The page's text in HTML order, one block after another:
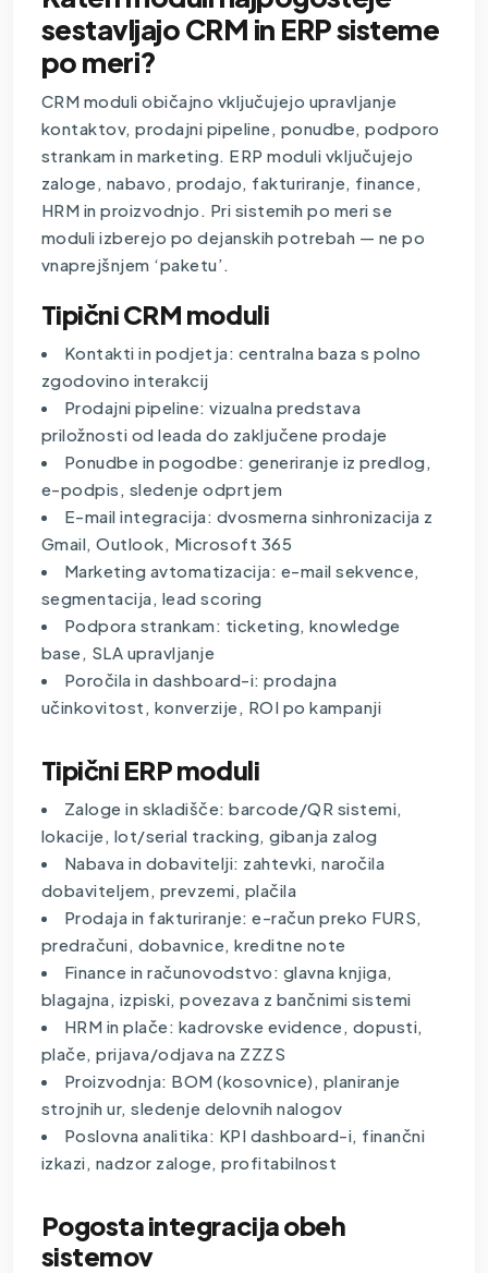
sestavljajo CRM in ERP sisteme
po meri?
CRM moduli običajno vključujejo upravljanje
kontaktov, prodajni pipeline, ponudbe, podporo
strankam in marketing. ERP moduli vključujejo
zaloge, nabavo, prodajo, fakturiranje, finance,
HRM in proizvodnjo. Pri sistemih po meri se
moduli izberejo po dejanskih potrebah — ne po
vnaprejšnjem ‘paketu’.
Tipični CRM moduli
Kontakti in podjetja: centralna baza s polno
zgodovino interakcij
Prodajni pipeline: vizualna predstava
priložnosti od leada do zaključene prodaje
Ponudbe in pogodbe: generiranje iz predlog,
e-podpis, sledenje odprtjem
E-mail integracija: dvosmerna sinhronizacija z
Gmail, Outlook, Microsoft 365
Marketing avtomatizacija: e-mail sekvence,
segmentacija, lead scoring
Podpora strankam: ticketing, knowledge
base, SLA upravljanje
Poročila in dashboard-i: prodajna
učinkovitost, konverzije, ROI po kampanji
Tipični ERP moduli
Zaloge in skladišče: barcode/QR sistemi,
lokacije, lot/serial tracking, gibanja zalog
Nabava in dobavitelji: zahtevki, naročila
dobaviteljem, prevzemi, plačila
Prodaja in fakturiranje: e-račun preko FURS,
predračuni, dobavnice, kreditne note
Finance in računovodstvo: glavna knjiga,
blagajna, izpiski, povezava z bančnimi sistemi
HRM in plače: kadrovske evidence, dopusti,
plače, prijava/odjava na ZZZS
Proizvodnja: BOM (kosovnice), planiranje
strojnih ur, sledenje delovnih nalogov
Poslovna analitika: KPI dashboard-i, finančni
izkazi, nadzor zaloge, profitabilnost
Pogosta integracija obeh
sistemov